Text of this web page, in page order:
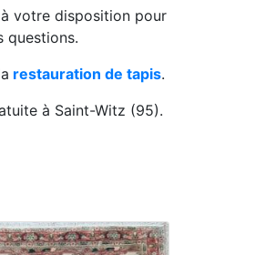
votre disposition pour
questions.
restauration de tapis.
à Saint-Witz (95).